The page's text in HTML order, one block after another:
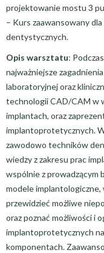
projektowanie mostu 3
– Kurs zaawansowany
dentystycznych.
Opis warsztatu:
najważniejsze
laboratoryjnej oraz
technologii CAD/CAM w
implantach, oraz
implantoprotetycznych.
zawodowo techników
wiedzy z zakresu prac
wspólnie z prowadzącym
modele implantologiczne,
przewidzieć możliwe
oraz poznać możliwości i
implantoprotetycznych
komponentach.